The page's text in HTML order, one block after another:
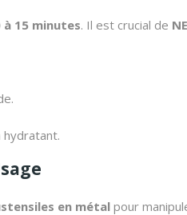
à 15 minutes. Il est crucial de
hydratant.
en métalpour